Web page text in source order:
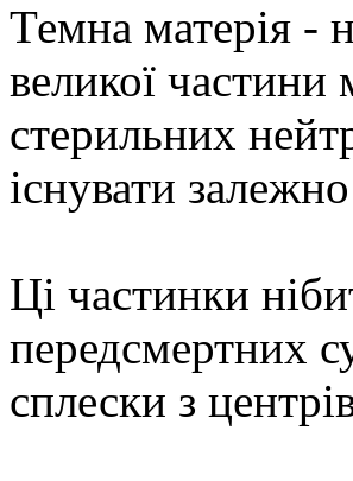
Темна матерія -
великої частини
стерильних
існувати
Ці частинки
передсмертних
сплески з